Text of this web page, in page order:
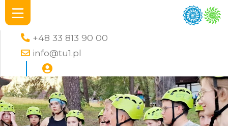
+48 33 813 90 00
info@tu1.pl